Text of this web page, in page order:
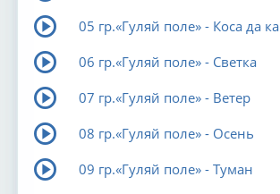
05 гр.«Гуляй поле» - Коса да
06 гр.«Гуляй поле» - Светка
07 гр.«Гуляй поле» - Ветер
08 гр.«Гуляй поле» - Осень
09 гр.«Гуляй поле» - Туман